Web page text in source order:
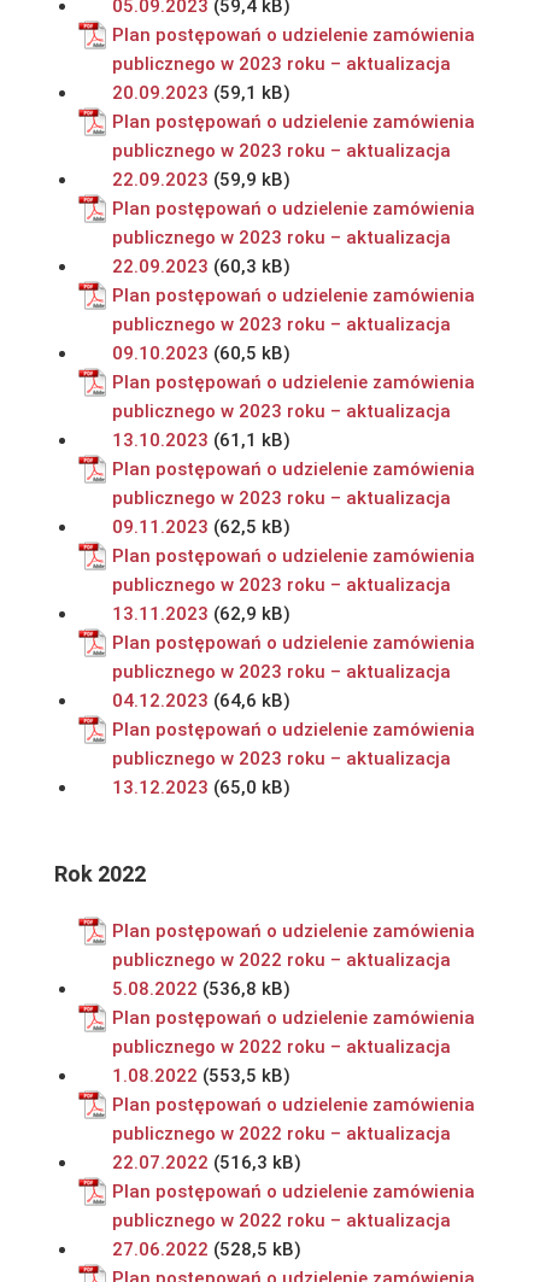
05.09.2023
Plan postępowań o udzielenie zamówienia
publicznego w 2023 roku – aktualizacja
20.09.2023
Plan postępowań o udzielenie zamówienia
publicznego w 2023 roku – aktualizacja
22.09.2023
Plan postępowań o udzielenie zamówienia
publicznego w 2023 roku – aktualizacja
22.09.2023
Plan postępowań o udzielenie zamówienia
publicznego w 2023 roku – aktualizacja
09.10.2023
Plan postępowań o udzielenie zamówienia
publicznego w 2023 roku – aktualizacja
13.10.2023
Plan postępowań o udzielenie zamówienia
publicznego w 2023 roku – aktualizacja
09.11.2023
Plan postępowań o udzielenie zamówienia
publicznego w 2023 roku – aktualizacja
13.11.2023
Plan postępowań o udzielenie zamówienia
publicznego w 2023 roku – aktualizacja
04.12.2023
Plan postępowań o udzielenie zamówienia
publicznego w 2023 roku – aktualizacja
13.12.2023
Rok 2022
Plan postępowań o udzielenie zamówienia
publicznego w 2022 roku – aktualizacja
5.08.2022
Plan postępowań o udzielenie zamówienia
publicznego w 2022 roku – aktualizacja
1.08.2022
Plan postępowań o udzielenie zamówienia
publicznego w 2022 roku – aktualizacja
22.07.2022
Plan postępowań o udzielenie zamówienia
publicznego w 2022 roku – aktualizacja
27.06.2022